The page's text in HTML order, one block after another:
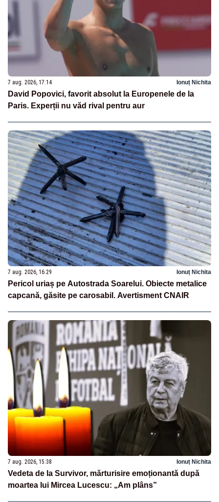
7 aug. 2026, 17:14 Ionuț Nichita
David Popovici, favorit absolut la Europenele de la
Paris. Experții nu văd rival pentru aur
7 aug. 2026, 16:29 Ionuț Nichita
Pericol uriaș pe Autostrada Soarelui. Obiecte metalice
capcană, găsite pe carosabil. Avertisment CNAIR
7 aug. 2026, 15:38 Ionuț Nichita
Vedeta de la Survivor, mărturisire emoționantă după
moartea lui Mircea Lucescu: „Am plâns”